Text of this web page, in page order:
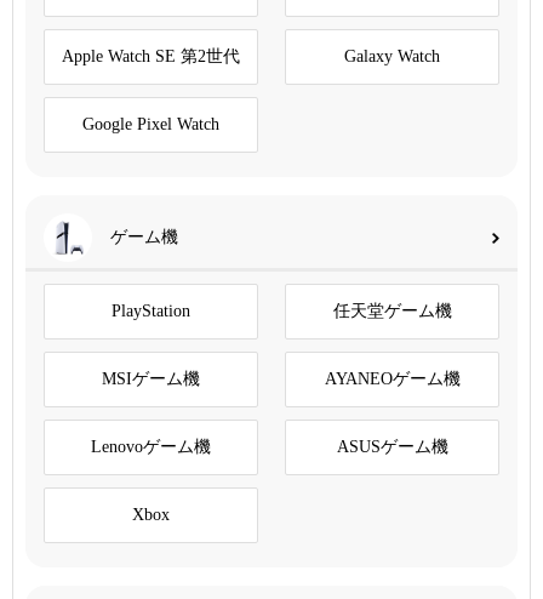
Apple Watch SE 第2世代 Galaxy Watch
Google Pixel Watch
ゲーム機
PlayStation 任天堂ゲーム機
MSIゲーム機 AYANEOゲーム機
Lenovoゲーム機 ASUSゲーム機
Xbox